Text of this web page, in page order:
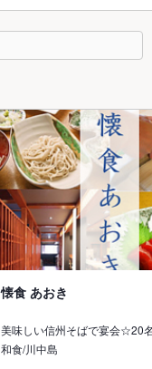
懐食 あおき
美味しい信州そばで宴会☆20
和食/川中島